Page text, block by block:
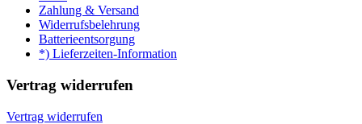
Zahlung & Versand
Widerrufsbelehrung
Batterieentsorgung
*) Lieferzeiten-Information
Vertrag widerrufen
Vertrag widerrufen